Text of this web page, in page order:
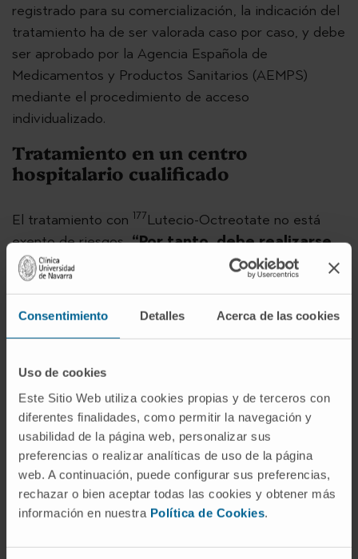
Consentimiento Detalles Acerca de las cookies
Uso de cookies
Este Sitio Web utiliza cookies propias y de terceros con
diferentes finalidades, como permitir la navegación y
usabilidad de la página web, personalizar sus
preferencias o realizar analíticas de uso de la página
web. A continuación, puede configurar sus preferencias,
rechazar o bien aceptar todas las cookies y obtener más
información en nuestra Política de Cookies.
registrado para su comercialización, la indicación del
tratamiento ha de ser valorada caso por caso, y debe
ser aprobado por la Agencia Española de
Medicamentos y Productos Sanitarios (AEMPS)
mediante el procedimiento de acceso
individualizado.
Tratamiento en un centro
hospitalario cualificado
El tratamiento con 177Lutecio-Octreotate no está
exento de riesgos.“Por tanto, debe realizarse
en un centro hospitalario cualificado y
especialmente autorizado, que disponga de
el177Lutecio-Octreotate es atrapado rápidamente
por el tejido tumoral, eliminándose el resto del
fármaco sobrante por el riñón.
“Por tanto, es
necesario proteger al riñón de la radiación
por lo que también se administra
previamente un suero de aminoácidos con